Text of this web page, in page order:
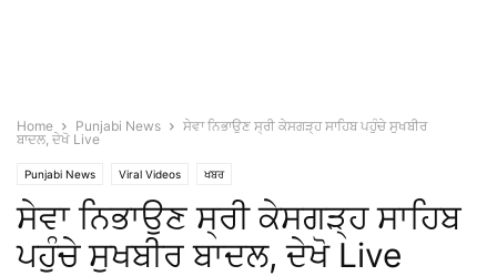
Home Punjabi News
ਸੇਵਾ ਨਿਭਾਉਣ ਸ੍ਰੀ ਕੇਸਗੜ੍ਹ ਸਾਹਿਬ ਪਹੁੰਚੇ ਸੁਖਬੀਰ
ਬਾਦਲ, ਦੇਖੋ Live
Punjabi News Viral Videos ਖਬਰ
ਸੇਵਾ ਨਿਭਾਉਣ ਸ੍ਰੀ ਕੇਸਗੜ੍ਹ ਸਾਹਿਬ
ਪਹੁੰਚੇ ਸੁਖਬੀਰ ਬਾਦਲ, ਦੇਖੋ Live